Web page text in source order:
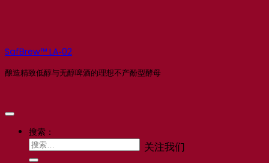
SafBrew™ LA‑02
酿造精致低醇与无醇啤酒的理想不产酚型酵母
关注我们
搜索：